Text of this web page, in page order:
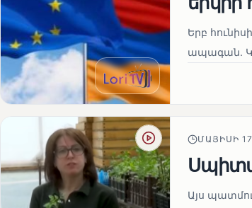
Երբ
ապագան.
ՄԱՅԻՍԻ
Այս